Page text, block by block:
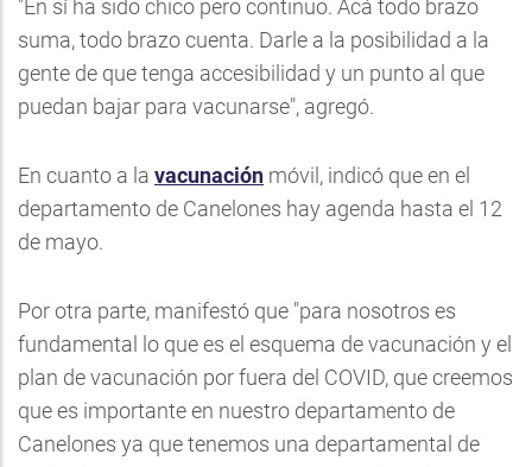
"En sí ha sido chico pero continuo. Acá todo brazo
suma, todo brazo cuenta. Darle a la posibilidad a la
gente de que tenga accesibilidad y un punto al que
puedan bajar para vacunarse", agregó.
En cuanto a la vacunación móvil, indicó que en el
departamento de Canelones hay agenda hasta el 12
de mayo.
Por otra parte, manifestó que "para nosotros es
fundamental lo que es el esquema de vacunación y el
plan de vacunación por fuera del COVID, que creemos
que es importante en nuestro departamento de
Canelones ya que tenemos una departamental de